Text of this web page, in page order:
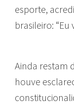
esporte,
brasileiro: “Eu
Ainda restam
houve